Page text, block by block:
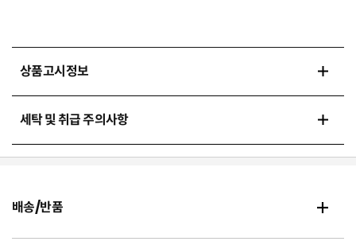
상품고시정보
세탁 및 취급 주의사항
배송/반품